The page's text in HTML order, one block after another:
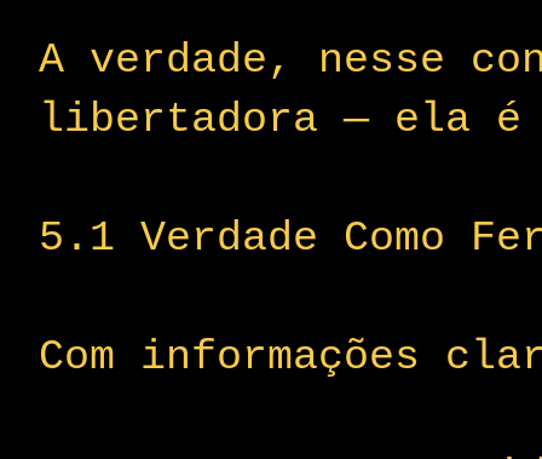
A verdade, nesse
libertadora — ela
5.1 Verdade Como
Com informações